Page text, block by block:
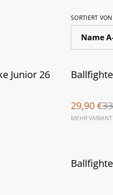
SORTIERT VON
Junior 26
%
29,90 €
MEHR
%